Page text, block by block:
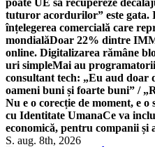
poate UE să recupereze
tuturor acordurilor” este gata.
înțelegerea comercială care
mondialăDoar 22% dintre
online. Digitalizarea rămâne
uri simpleMai au
consultant tech: „Eu aud doar
oameni buni și foarte buni” /
Nu e o corecție de moment, e o
cu Identitate UmanaCe va
economică, pentru companii și
S. aug. 8th, 2026